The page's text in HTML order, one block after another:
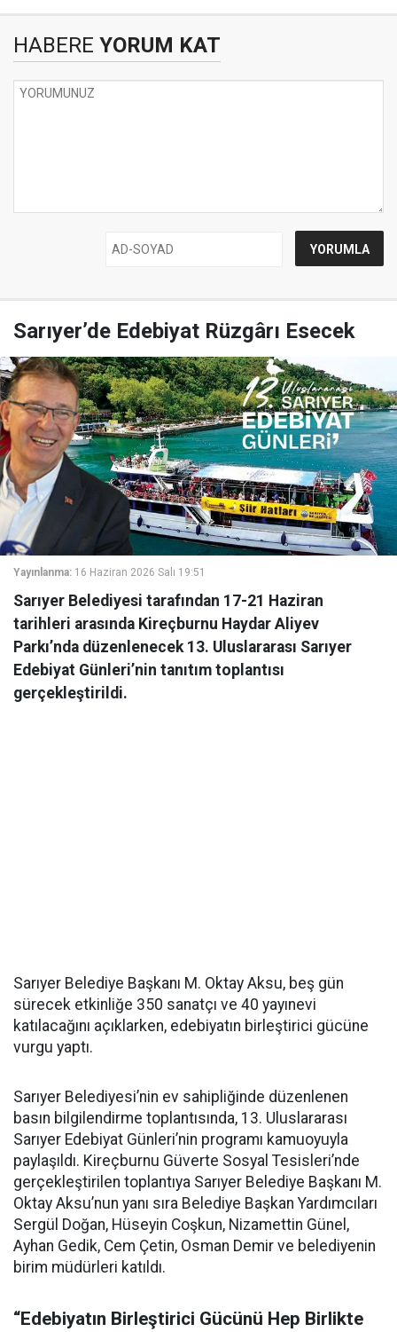
HABERE YORUM KAT
Sarıyer’de Edebiyat Rüzgârı Esecek
Yayınlanma: 16 Haziran 2026 Salı 19:51
Sarıyer Belediyesi tarafından 17-21 Haziran
tarihleri arasında Kireçburnu Haydar Aliyev
Parkı’nda düzenlenecek 13. Uluslararası Sarıyer
Edebiyat Günleri’nin tanıtım toplantısı
gerçekleştirildi.
Sarıyer Belediye Başkanı M. Oktay Aksu, beş gün
sürecek etkinliğe 350 sanatçı ve 40 yayınevi
katılacağını açıklarken, edebiyatın birleştirici gücüne
vurgu yaptı.
Sarıyer Belediyesi’nin ev sahipliğinde düzenlenen
basın bilgilendirme toplantısında, 13. Uluslararası
Sarıyer Edebiyat Günleri’nin programı kamuoyuyla
paylaşıldı. Kireçburnu Güverte Sosyal Tesisleri’nde
gerçekleştirilen toplantıya Sarıyer Belediye Başkanı M.
Oktay Aksu’nun yanı sıra Belediye Başkan Yardımcıları
Sergül Doğan, Hüseyin Coşkun, Nizamettin Günel,
Ayhan Gedik, Cem Çetin, Osman Demir ve belediyenin
birim müdürleri katıldı.
“Edebiyatın Birleştirici Gücünü Hep Birlikte